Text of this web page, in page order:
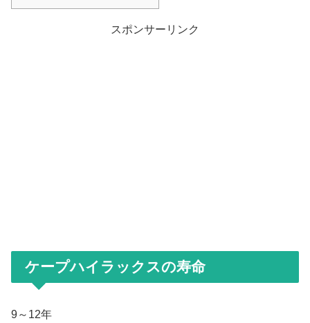
スポンサーリンク
ケープハイラックスの寿命
9～12年